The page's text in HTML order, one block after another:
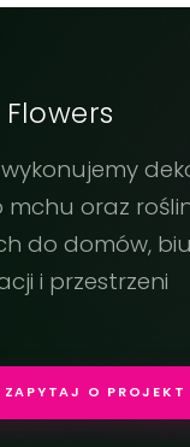
oraz
do domów,
i przestrzeni
ZAPYTAJ O PROJEKT